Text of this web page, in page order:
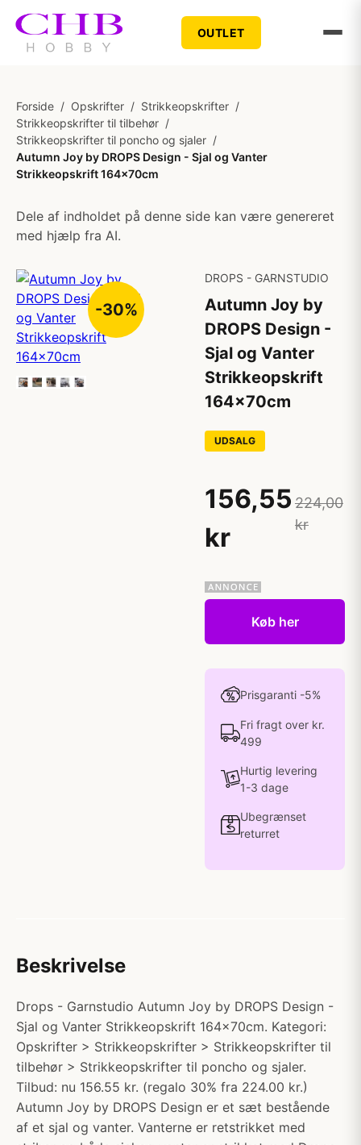
OUTLET
Forside / Opskrifter / Strikkeopskrifter /
Strikkeopskrifter til tilbehør /
Strikkeopskrifter til poncho og sjaler /
Autumn Joy by DROPS Design - Sjal og Vanter
Strikkeopskrift 164x70cm
Dele af indholdet på denne side kan være genereret
med hjælp fra AI.
-30%
DROPS - GARNSTUDIO
Autumn Joy by
DROPS Design -
Sjal og Vanter
Strikkeopskrift
164x70cm
UDSALG
156,55
kr
224,00
kr
Køb her
Prisgaranti -5%
Fri fragt over kr.
499
Hurtig levering
1-3 dage
Ubegrænset
returret
Beskrivelse
Drops - Garnstudio Autumn Joy by DROPS Design -
Sjal og Vanter Strikkeopskrift 164x70cm. Kategori:
Opskrifter > Strikkeopskrifter > Strikkeopskrifter til
tilbehør > Strikkeopskrifter til poncho og sjaler.
Tilbud: nu 156.55 kr. (regalo 30% fra 224.00 kr.)
Autumn Joy by DROPS Design er et sæt bestående
af et sjal og vanter. Vanterne er retstrikket med